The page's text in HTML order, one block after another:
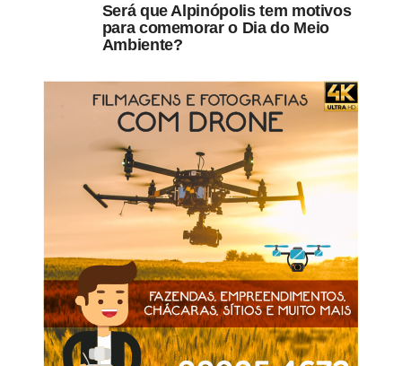
Será que Alpinópolis tem motivos
para comemorar o Dia do Meio
Ambiente?